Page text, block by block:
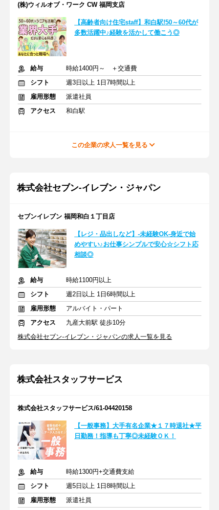
(株)ウィルオブ・ワーク CW 福岡支店
【高齢者向け住宅staff】和白駅!50～60代が
多数活躍中♪経験を活かして働こう◎
給与
時給1400円～ ＋交通費
シフト
週3日以上 1日7時間以上
雇用形態
派遣社員
アクセス
和白駅
この企業の求人一覧を見る
株式会社セブン-イレブン・ジャパン
セブンイレブン 福岡和白１丁目店
【レジ・品出しなど】-未経験OK-身近で始
めやすい♪お仕事シンプルで安心☆シフト応
相談◎
給与
時給1100円以上
シフト
週2日以上 1日6時間以上
雇用形態
アルバイト・パート
アクセス
九産大前駅 徒歩10分
株式会社セブン-イレブン・ジャパンの求人一覧を見る
株式会社スタッフサービス
株式会社スタッフサービス/61-04420158
【一般事務】大手有名企業★１７時退社★平
日勤務！指導も丁寧◎未経験ＯＫ！
給与
時給1300円+交通費支給
シフト
週5日以上 1日8時間以上
雇用形態
派遣社員